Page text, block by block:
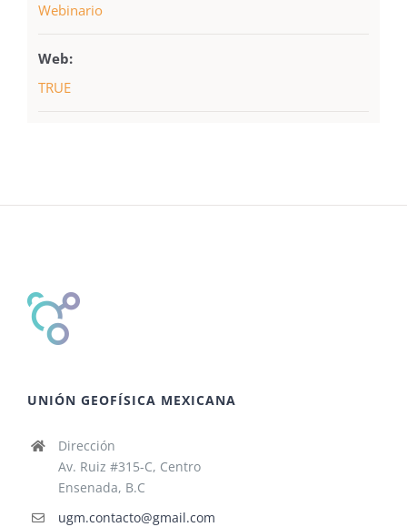
Webinario
Web:
TRUE
UNIÓN GEOFÍSICA MEXICANA
Dirección
Av. Ruiz #315-C, Centro
Ensenada, B.C
ugm.contacto@gmail.com